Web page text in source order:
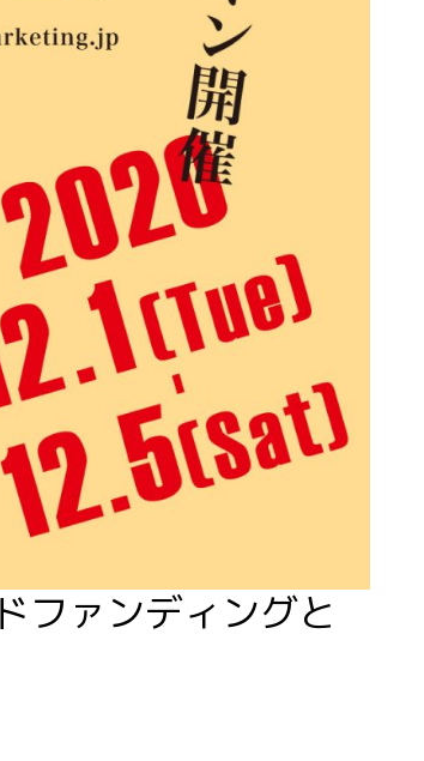
ファンディングと